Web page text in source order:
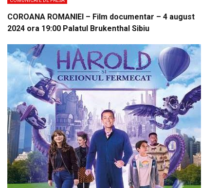
COROANA ROMANIEI – Film documentar – 4 august
2024 ora 19:00 Palatul Brukenthal Sibiu